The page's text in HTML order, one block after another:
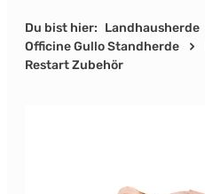
Du bist hier: Landhausherde
Officine Gullo Standherde
Restart Zubehör